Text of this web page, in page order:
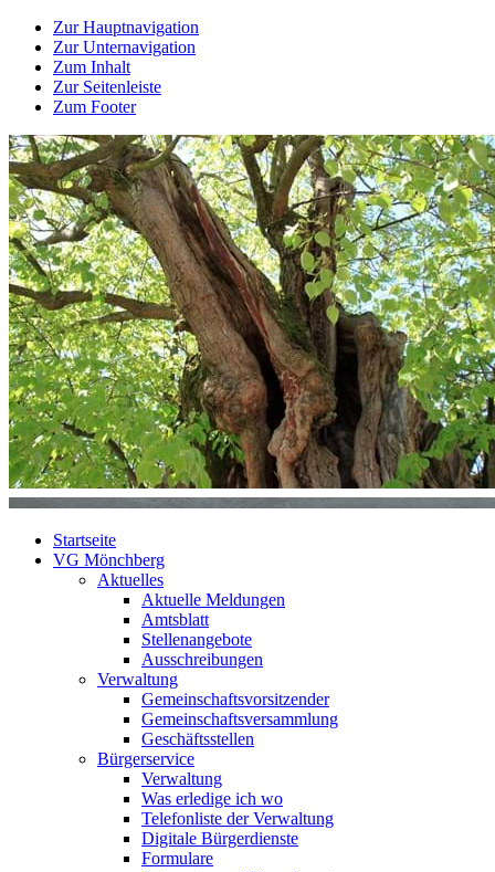
Zur Hauptnavigation
Zur Unternavigation
Zum Inhalt
Zur Seitenleiste
Zum Footer
Startseite
VG Mönchberg
Aktuelles
Aktuelle Meldungen
Amtsblatt
Stellenangebote
Ausschreibungen
Verwaltung
Gemeinschaftsvorsitzender
Gemeinschaftsversammlung
Geschäftsstellen
Bürgerservice
Verwaltung
Was erledige ich wo
Telefonliste der Verwaltung
Digitale Bürgerdienste
Formulare